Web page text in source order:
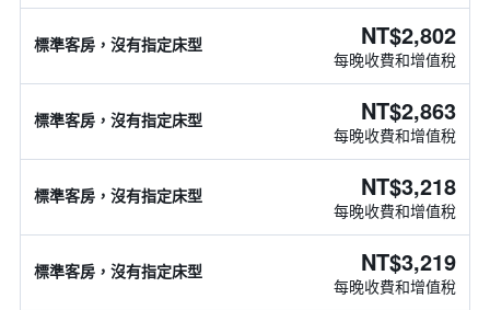
標準客房，沒有指定床型 NT$2,802
每晚收費和增值稅
標準客房，沒有指定床型 NT$2,863
每晚收費和增值稅
標準客房，沒有指定床型 NT$3,218
每晚收費和增值稅
標準客房，沒有指定床型 NT$3,219
每晚收費和增值稅